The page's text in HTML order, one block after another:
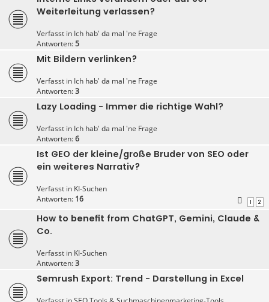
Weiterleitung verlassen?
Verfasst in Ich hab' da mal 'ne Frage
Antworten:5
Mit Bildern verlinken?
Verfasst in Ich hab' da mal 'ne Frage
Antworten:3
Lazy Loading - Immer die richtige Wahl?
Verfasst in Ich hab' da mal 'ne Frage
Antworten:6
Ist GEO der kleine/große Bruder von SEO oder
ein weiteres Narrativ?
Verfasst in KI-Suchen
Antworten: 16 1 2
How to benefit from ChatGPT, Gemini, Claude &
Co.
Verfasst in KI-Suchen
Antworten:3
Semrush Export: Trend - Darstellung in Excel